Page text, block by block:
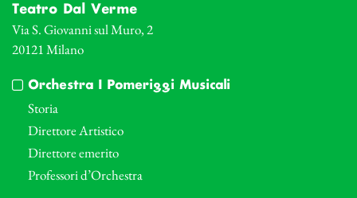
Teatro Dal Verme
Via S. Giovanni sul Muro, 2
20121 Milano
Orchestra I Pomeriggi Musicali
Storia
Direttore Artistico
Direttore emerito
Professori d’Orchestra